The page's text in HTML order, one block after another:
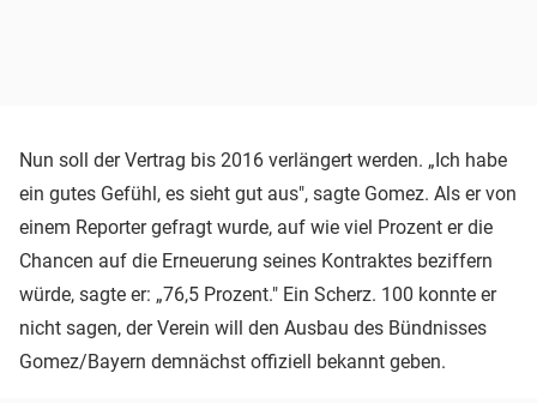
Nun soll der Vertrag bis 2016 verlängert werden. „Ich habe
ein gutes Gefühl, es sieht gut aus", sagte Gomez. Als er von
einem Reporter gefragt wurde, auf wie viel Prozent er die
Chancen auf die Erneuerung seines Kontraktes beziffern
würde, sagte er: „76,5 Prozent." Ein Scherz. 100 konnte er
nicht sagen, der Verein will den Ausbau des Bündnisses
Gomez/Bayern demnächst offiziell bekannt geben.